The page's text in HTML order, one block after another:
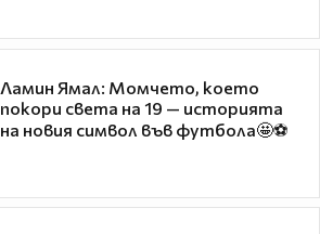
Ламин Ямал: Момчето, което
покори света на 19 — историята
на новия символ във футбола🤩⚽